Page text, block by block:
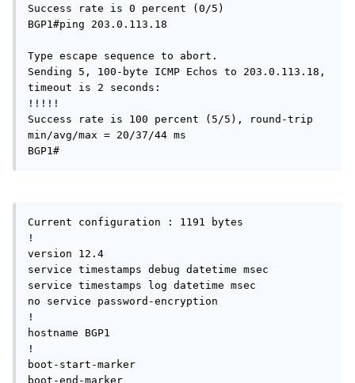
Success rate is 0 percent (0/5)
BGP1#ping 203.0.113.18
Type escape sequence to abort.
Sending 5, 100-byte ICMP Echos to 203.0.113.18,
timeout is 2 seconds:
!!!!!
Success rate is 100 percent (5/5), round-trip
min/avg/max = 20/37/44 ms
BGP1#
Current configuration : 1191 bytes
!
version 12.4
service timestamps debug datetime msec
service timestamps log datetime msec
no service password-encryption
!
hostname BGP1
!
boot-start-marker
boot-end-marker